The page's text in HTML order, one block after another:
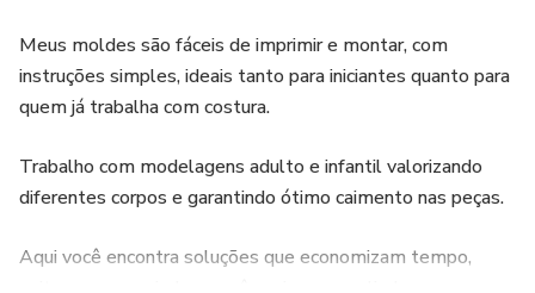
Meus moldes são fáceis de imprimir e montar, com
instruções simples, ideais tanto para iniciantes quanto para
quem já trabalha com costura.
Trabalho com modelagens adulto e infantil valorizando
diferentes corpos e garantindo ótimo caimento nas peças.
Aqui você encontra soluções que economizam tempo,